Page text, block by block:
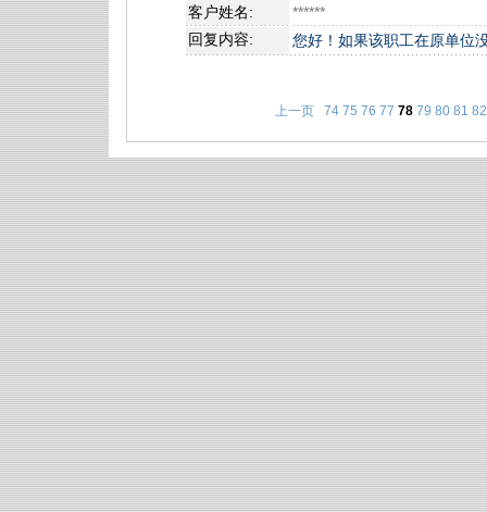
客户姓名:
******
回复内容:
您好！如果该职工在原单位
上一页 74 75 76 77 78 79 80 81 82